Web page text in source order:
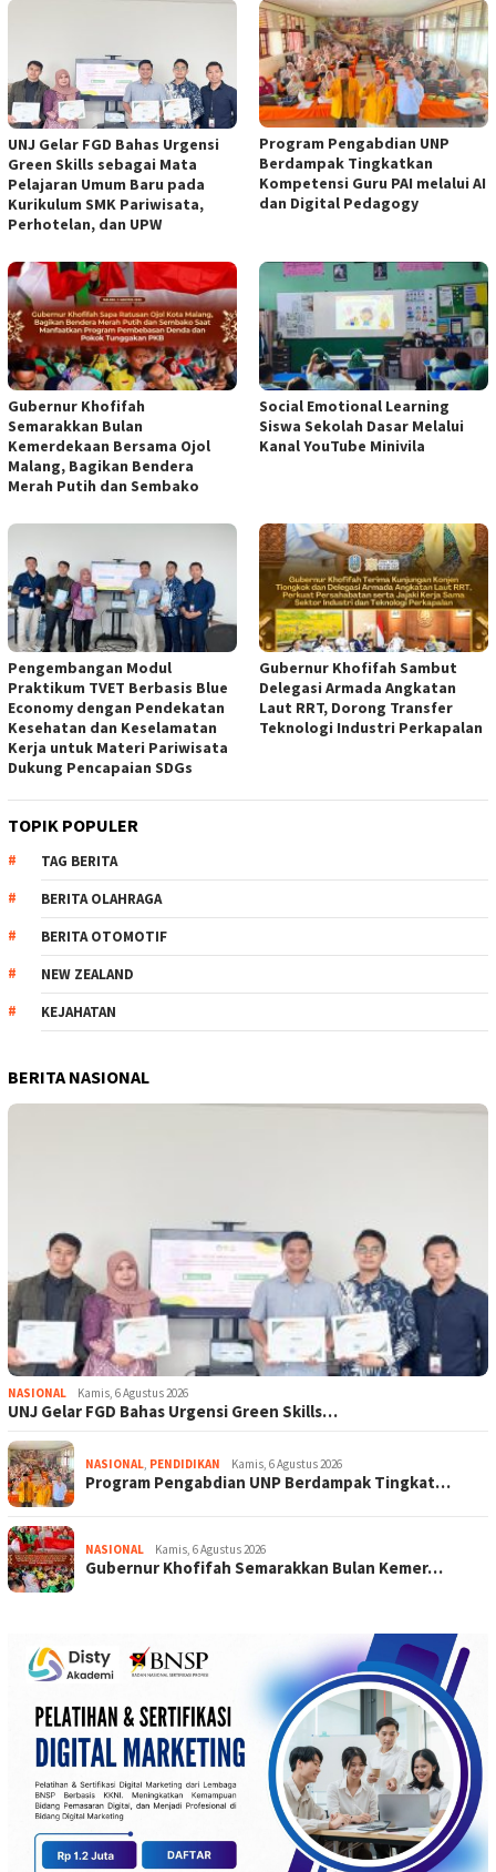
UNJ Gelar FGD Bahas Urgensi
Green Skills sebagai Mata
Pelajaran Umum Baru pada
Kurikulum SMK Pariwisata,
Perhotelan, dan UPW
Program Pengabdian UNP
Berdampak Tingkatkan
Kompetensi Guru PAI melalui AI
dan Digital Pedagogy
Gubernur Khofifah
Semarakkan Bulan
Kemerdekaan Bersama Ojol
Malang, Bagikan Bendera
Merah Putih dan Sembako
Social Emotional Learning
Siswa Sekolah Dasar Melalui
Kanal YouTube Minivila
Pengembangan Modul
Praktikum TVET Berbasis Blue
Economy dengan Pendekatan
Kesehatan dan Keselamatan
Kerja untuk Materi Pariwisata
Dukung Pencapaian SDGs
Gubernur Khofifah Sambut
Delegasi Armada Angkatan
Laut RRT, Dorong Transfer
Teknologi Industri Perkapalan
TOPIK POPULER
TAG BERITA
BERITA OLAHRAGA
BERITA OTOMOTIF
NEW ZEALAND
KEJAHATAN
BERITA NASIONAL
NASIONAL Kamis, 6 Agustus 2026
UNJ Gelar FGD Bahas Urgensi Green Skills…
NASIONAL PENDIDIKAN Kamis, 6 Agustus 2026
Program Pengabdian UNP Berdampak Tingkat…
NASIONAL Kamis, 6 Agustus 2026
Gubernur Khofifah Semarakkan Bulan Kemer…